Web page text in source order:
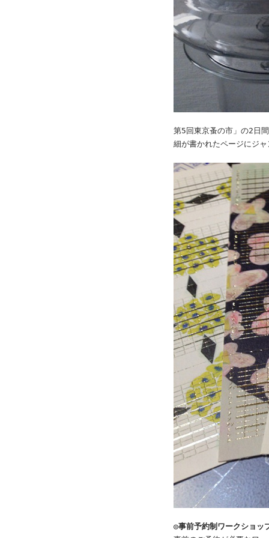
第5回東京蚤の市」の2日
細が書かれたページにジ
◎事前予約制ワークショッ